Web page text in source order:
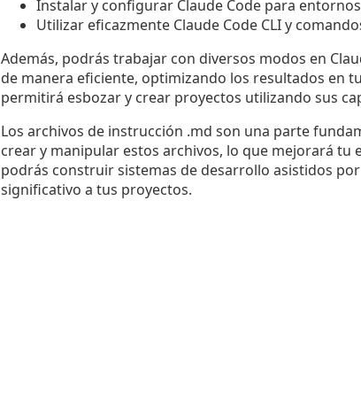
Instalar y configurar Claude Code para
Utilizar eficazmente Claude Code CLI y
Además, podrás trabajar con diversos modos en
de manera eficiente, optimizando los resultados en
permitirá esbozar y crear proyectos utilizando sus
Los archivos de instrucción .md son una parte
crear y manipular estos archivos, lo que mejorará tu
podrás construir sistemas de desarrollo asistidos
significativo a tus proyectos.